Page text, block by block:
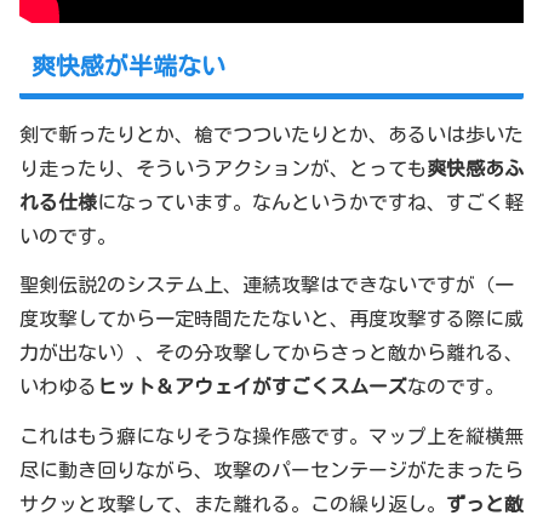
爽快感が半端ない
剣で斬ったりとか、槍でつついたりとか、あるいは歩いた
り走ったり、そういうアクションが、とっても爽快感あふ
れる仕様になっています。なんというかですね、すごく軽
いのです。
聖剣伝説2のシステム上、連続攻撃はできないですが（一
度攻撃してから一定時間たたないと、再度攻撃する際に威
力が出ない）、その分攻撃してからさっと敵から離れる、
いわゆる ヒット＆アウェイがすごくスムーズなのです。
これはもう癖になりそうな操作感です。マップ上を縦横無
尽に動き回りながら、攻撃のパーセンテージがたまったら
サクッと攻撃して、また離れる。この繰り返し。 ずっと敵